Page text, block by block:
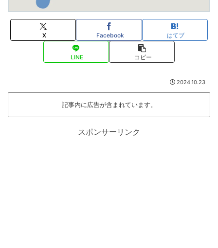
X Facebook はてブ
LINE コピー
2024.10.23
記事内に広告が含まれています。
スポンサーリンク